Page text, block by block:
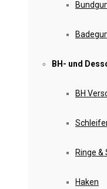
BH- und
BH
Ringe &
Haken